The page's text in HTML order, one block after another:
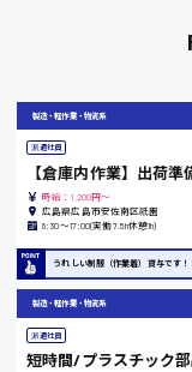
竹原市
熊本県
時給1300円〜
製造・軽作業・物流系
派遣社員
【倉庫内作業】出荷
時給：1,200円～
広島県広島市安佐南区祇園
8:30〜17:00(実働7.5h休憩1h)
うれしい制服（作業着）貸与です！
製造・軽作業・物流系
派遣社員
短時間/プラスチック